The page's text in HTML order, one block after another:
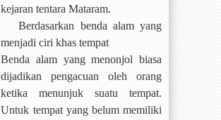
kejaran tentara Mataram.
Berdasarkan benda alam yang
menjadi ciri khas tempat
Benda alam yang menonjol biasa
dijadikan pengacuan oleh orang
ketika menunjuk suatu tempat.
Untuk tempat yang belum memiliki